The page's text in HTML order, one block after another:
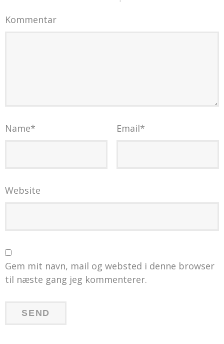
Kommentar
Name* Email*
Website
Gem mit navn, mail og websted i denne browser
til næste gang jeg kommenterer.